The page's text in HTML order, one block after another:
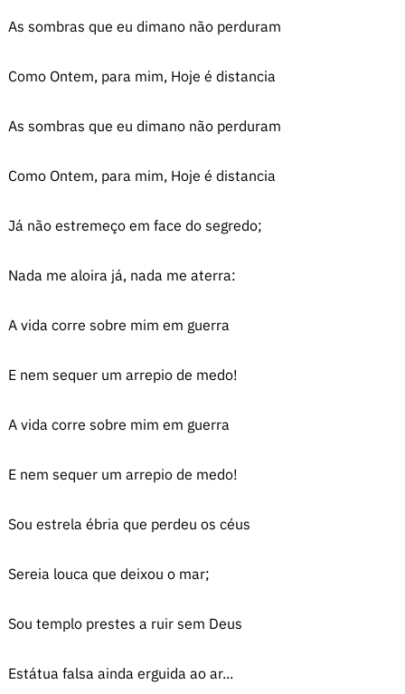
As sombras que eu dimano não perduram
Como Ontem, para mim, Hoje é distancia
As sombras que eu dimano não perduram
Como Ontem, para mim, Hoje é distancia
Já não estremeço em face do segredo;
Nada me aloira já, nada me aterra:
A vida corre sobre mim em guerra
E nem sequer um arrepio de medo!
A vida corre sobre mim em guerra
E nem sequer um arrepio de medo!
Sou estrela ébria que perdeu os céus
Sereia louca que deixou o mar;
Sou templo prestes a ruir sem Deus
Estátua falsa ainda erguida ao ar...